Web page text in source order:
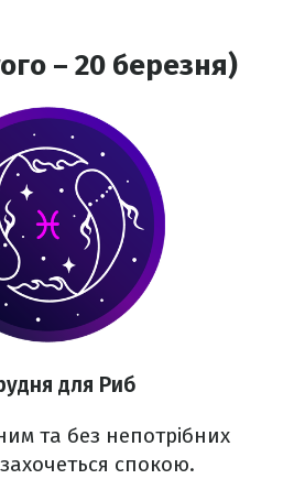
– 20 березня)
для Риб
та без непотрібних
спокою.